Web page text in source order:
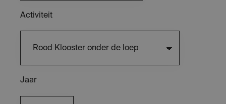
Activiteit
Jaar